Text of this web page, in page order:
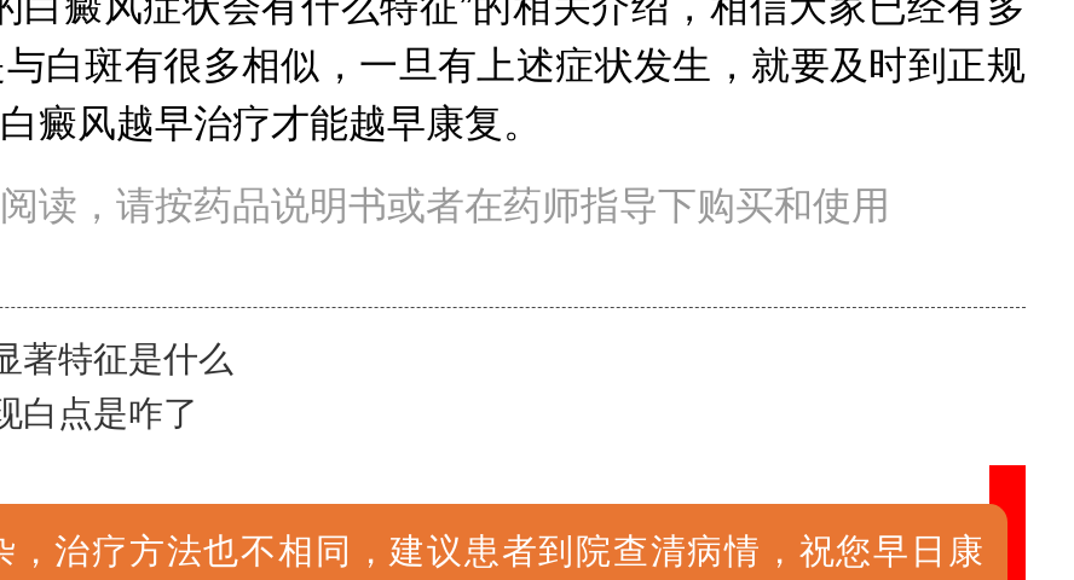
白斑有很多相似，一旦有上述症状发生，就要及时到正规
癜风越早治疗才能越早康复。
读，请按药品说明书或者在药师指导下购买和使用
著特征是什么
白点是咋了
，治疗方法也不相同，建议患者到院查清病情，祝您早日康